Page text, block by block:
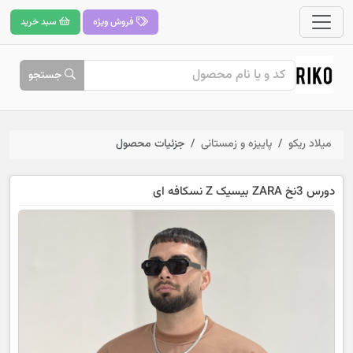
فروش ویژه سبد خرید
جستجو
میلاد ریکو پاییزه و زمستانی جزئیات محصول
دورس 3نخ ZARA بیسیک Z نسکافه ای